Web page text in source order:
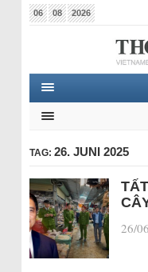
06 08 2026
TAG: 26. JUNI 2025
26/